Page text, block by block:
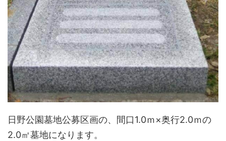
日野公園墓地公募区画の、間口1.0ｍ×奥行2.0ｍの
2.0㎡墓地になります。